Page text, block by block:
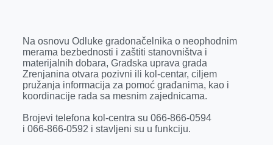
b
o
o
k
e
n
g
e
e
d
I
n
r
s
A
p
p
l
Na osnovu Odluke gradonačelnika o neophodnim
merama bezbednosti i zaštiti stanovništva i
materijalnih dobara, Gradska uprava grada
Zrenjanina otvara pozivni ili kol-centar, ciljem
pružanja informacija za pomoć građanima, kao i
koordinacije rada sa mesnim zajednicama.
Brojevi telefona kol-centra su 066-866-0594
i 066-866-0592 i stavljeni su u funkciju.